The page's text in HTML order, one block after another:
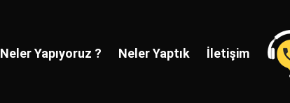
Neler Yapıyoruz ? Neler Yaptık İletişim